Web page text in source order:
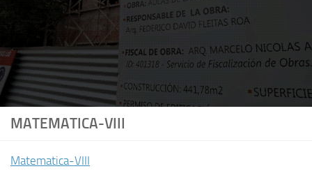
MATEMATICA-VIII
Matematica-VIII